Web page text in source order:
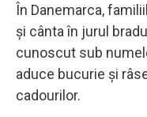
În Danemarca,
și cânta în jurul
cunoscut sub
aduce bucurie și
cadourilor.